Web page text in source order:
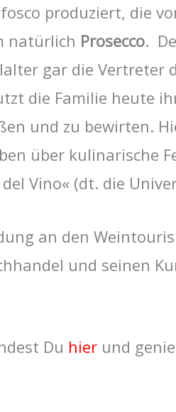
produziert, die
natürlich Prosecco.
gar die Vertreter
die Familie heute
und zu bewirten.
über kulinarische
Vino« (dt. die
an den
und seinen
Du hierund